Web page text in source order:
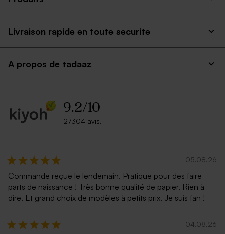
papier moucheté naturel
Enveloppe blanche
rectangle
Livraison rapide en toute securite
A propos de tadaaz
9.2/10
27304 avis.
05.08.26
Commande reçue le lendemain. Pratique pour des faire
parts de naissance ! Très bonne qualité de papier. Rien à
dire. Et grand choix de modèles à petits prix. Je suis fan !
04.08.26